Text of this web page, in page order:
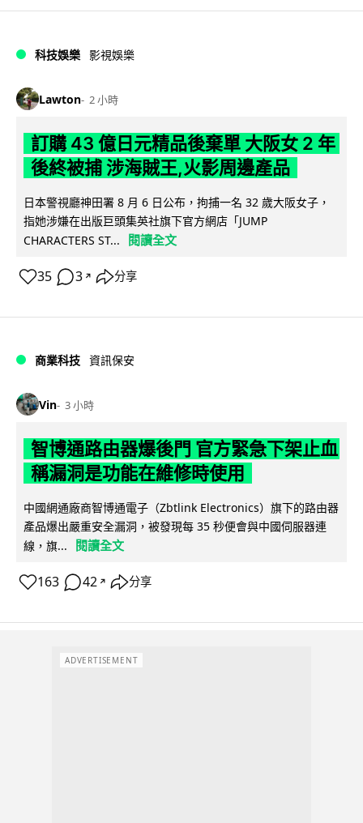
科技娛樂 影視娛樂
Lawton 2 小時
訂購 43 億日元精品後棄單 大阪女 2 年
後終被捕 涉海賊王,火影周邊產品
日本警視廳神田署 8 月 6 日公布，拘捕一名 32 歲大阪女子，
指她涉嫌在出版巨頭集英社旗下官方網店「JUMP
CHARACTERS ST...
閱讀全文
35 3 ↗ 分享
商業科技 資訊保安
Vin 3 小時
智博通路由器爆後門 官方緊急下架止血
稱漏洞是功能在維修時使用
中國網通廠商智博通電子（Zbtlink Electronics）旗下的路由器
產品爆出嚴重安全漏洞，被發現每 35 秒便會與中國伺服器連
線，旗...
閱讀全文
163 42 ↗ 分享
ADVERTISEMENT